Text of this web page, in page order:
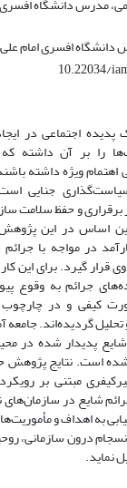
مدرس دانشگاه افسری
افسری امام
10.22034/
اجتماعی در
را بر آن داشته
ویژه داشته
جنایی
و حفظ سلامت
اساس در این
در مواجه با
قرار گیرد. برای این
جرائم به وقوع
کیفی و در چارچوب
گردیده‌اند.
شایع پدیدار شده در
است. نتایج پژوهش
مبتنی بر
شایع در سازمان‌های
به اهداف و
درون سازمانی،
‌نماید.